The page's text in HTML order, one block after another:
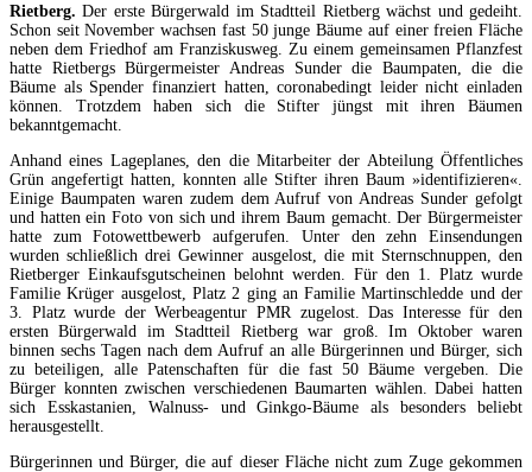
Rietberg. Der erste Bürgerwald im Stadtteil Rietberg wächst und gedeiht.
Schon seit November wachsen fast 50 junge Bäume auf einer freien Fläche
neben dem Friedhof am Franziskusweg. Zu einem gemeinsamen Pflanzfest
hatte Rietbergs Bürgermeister Andreas Sunder die Baumpaten, die die
Bäume als Spender finanziert hatten, coronabedingt leider nicht einladen
können. Trotzdem haben sich die Stifter jüngst mit ihren Bäumen
bekanntgemacht.
Anhand eines Lageplanes, den die Mitarbeiter der Abteilung Öffentliches
Grün angefertigt hatten, konnten alle Stifter ihren Baum »identifizieren«.
Einige Baumpaten waren zudem dem Aufruf von Andreas Sunder gefolgt
und hatten ein Foto von sich und ihrem Baum gemacht. Der Bürgermeister
hatte zum Fotowettbewerb aufgerufen. Unter den zehn Einsendungen
wurden schließlich drei Gewinner ausgelost, die mit Sternschnuppen, den
Rietberger Einkaufsgutscheinen belohnt werden. Für den 1. Platz wurde
Familie Krüger ausgelost, Platz 2 ging an Familie Martinschledde und der
3. Platz wurde der Werbeagentur PMR zugelost. Das Interesse für den
ersten Bürgerwald im Stadtteil Rietberg war groß. Im Oktober waren
binnen sechs Tagen nach dem Aufruf an alle Bürgerinnen und Bürger, sich
zu beteiligen, alle Patenschaften für die fast 50 Bäume vergeben. Die
Bürger konnten zwischen verschiedenen Baumarten wählen. Dabei hatten
sich Esskastanien, Walnuss- und Ginkgo-Bäume als besonders beliebt
herausgestellt.
Bürgerinnen und Bürger, die auf dieser Fläche nicht zum Zuge gekommen